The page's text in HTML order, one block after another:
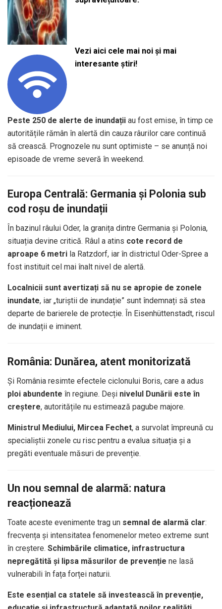
Vezi aici cele mai noi și mai
interesante știri!
Peste 250 de alerte de inundații au fost emise, în timp ce
autoritățile rămân în alertă din cauza râurilor care continuă
să crească. Prognozele nu sunt optimiste – se anunță noi
episoade de vreme severă în weekend.
Europa Centrală: Germania și Polonia sub
cod roșu de inundații
În bazinul râului Oder, la granița dintre Germania și Polonia,
situația devine critică. Râul a atins cote record de
aproape 6 metri la Ratzdorf, iar în districtul Oder-Spree a
fost instituit cel mai înalt nivel de alertă.
Localnicii sunt avertizați să nu se apropie de zonele
inundate, iar „turiștii de inundație” sunt îndemnați să stea
departe de barierele de protecție. În Eisenhüttenstadt, riscul
de inundații e iminent.
România: Dunărea, atent monitorizată
Și România resimte efectele ciclonului Boris, care a adus
ploi abundente în regiune. Deși nivelul Dunării este în
creștere, autoritățile nu estimează pagube majore.
Ministrul Mediului, Mircea Fechet, a survolat împreună cu
specialiștii zonele cu risc pentru a evalua situația și a
pregăti eventuale măsuri de prevenție.
Un nou semnal de alarmă: natura
reacționează
Toate aceste evenimente trag un semnal de alarmă clar:
frecvența și intensitatea fenomenelor meteo extreme sunt
în creștere. Schimbările climatice, infrastructura
nepregătită și lipsa măsurilor de prevenție ne lasă
vulnerabili în fața forței naturii.
Este esențial ca statele să investească în prevenție,